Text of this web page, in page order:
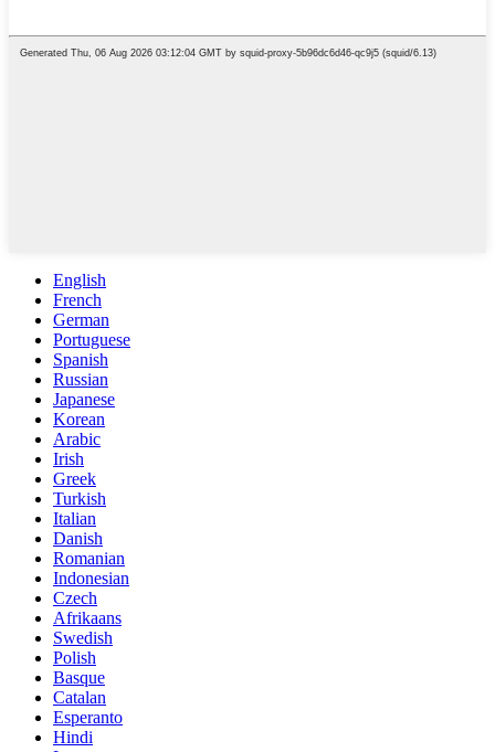
English
French
German
Portuguese
Spanish
Russian
Japanese
Korean
Arabic
Irish
Greek
Turkish
Italian
Danish
Romanian
Indonesian
Czech
Afrikaans
Swedish
Polish
Basque
Catalan
Esperanto
Hindi